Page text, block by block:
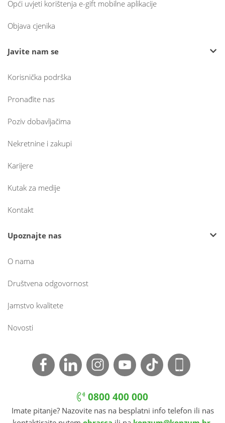
Opći uvjeti korištenja e-gift mobilne aplikacije
Objava cjenika
Javite nam se
Korisnička podrška
Pronađite nas
Poziv dobavljačima
Nekretnine i zakupi
Karijere
Kutak za medije
Kontakt
Upoznajte nas
O nama
Društvena odgovornost
Jamstvo kvalitete
Novosti
0800 400 000
Imate pitanje? Nazovite nas na besplatni info telefon ili nas